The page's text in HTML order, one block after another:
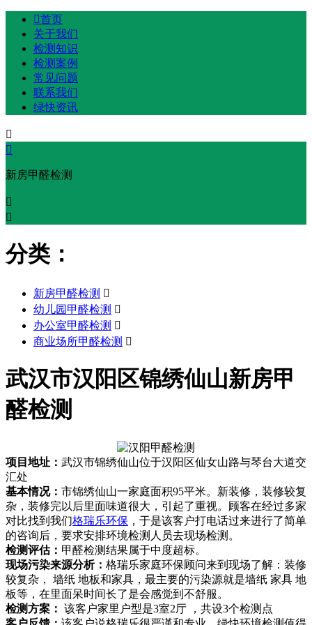
首页
关于我们
检测知识
检测案例
常见问题
联系我们
绿快资讯


新房甲醛检测


分类：
新房甲醛检测 
幼儿园甲醛检测 
办公室甲醛检测 
商业场所甲醛检测 
武汉市汉阳区锦绣仙山新房甲
醛检测
项目地址： 武汉市锦绣仙山位于汉阳区仙女山路与琴台大道交
汇处
基本情况： 市锦绣仙山一家庭面积95平米。新装修，装修较复
杂，装修完以后里面味道很大，引起了重视。顾客在经过多家
对比找到我们格瑞乐环保 ，于是该客户打电话过来进行了简单
的咨询后，要求安排环境检测人员去现场检测。
检测评估： 甲醛检测结果属于中度超标。
现场污染来源分析： 格瑞乐家庭环保顾问来到现场了解：装修
较复杂， 墙纸 地板和家具，最主要的污染源就是墙纸 家具 地
板等，在里面呆时间长了是会感觉到不舒服。
检测方案： 该客户家里户型是3室2厅 ，共设3个检测点